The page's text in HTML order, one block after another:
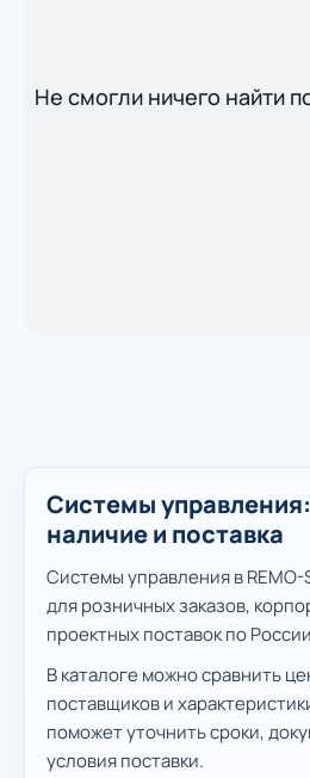
Не смогли ничего найти
Системы
наличие и поставка
Системы управления в
для розничных заказов,
проектных поставок по
В каталоге можно сравнить
поставщиков и
поможет уточнить сроки,
условия поставки.